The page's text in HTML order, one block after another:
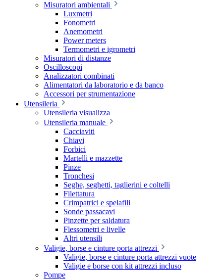
Misuratori ambientali
Luxmetri
Fonometri
Anemometri
Power meters
Termometri e igrometri
Misuratori di distanze
Oscilloscopi
Analizzatori combinati
Alimentatori da laboratorio e da banco
Accessori per strumentazione
Utensileria
Utensileria visualizza
Utensileria manuale
Cacciaviti
Chiavi
Forbici
Martelli e mazzette
Pinze
Tronchesi
Seghe, seghetti, taglierini e coltelli
Filettatura
Crimpatrici e spelafili
Sonde passacavi
Pinzette per saldatura
Flessometri e livelle
Altri utensili
Valigie, borse e cinture porta attrezzi
Valigie, borse e cinture porta attrezzi vuote
Valigie e borse con kit attrezzi incluso
Pompe